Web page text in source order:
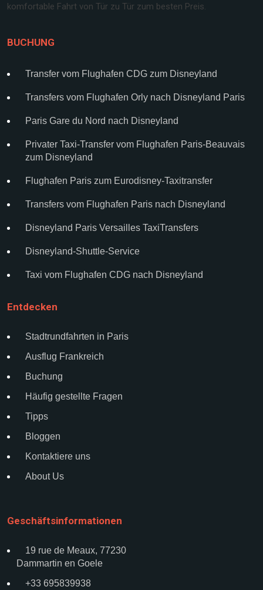
komfortable Fahrt von Tür zu Tür zum besten Preis.
BUCHUNG
Transfer vom Flughafen CDG zum Disneyland
Transfers vom Flughafen Orly nach Disneyland Paris
Paris Gare du Nord nach Disneyland
Privater Taxi-Transfer vom Flughafen Paris-Beauvais
zum Disneyland
Flughafen Paris zum Eurodisney-Taxitransfer
Transfers vom Flughafen Paris nach Disneyland
Disneyland Paris Versailles TaxiTransfers
Disneyland-Shuttle-Service
Taxi vom Flughafen CDG nach Disneyland
Entdecken
Stadtrundfahrten in Paris
Ausflug Frankreich
Buchung
Häufig gestellte Fragen
Tipps
Bloggen
Kontaktiere uns
About Us
Geschäftsinformationen
19 rue de Meaux, 77230
Dammartin en Goele
+33 695839938